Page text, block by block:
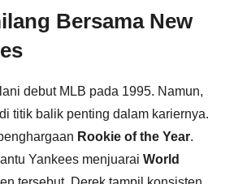
Bersama New
debut MLB pada 1995. Namun,
titik balik penting dalam kariernya.
Rookie of the Year.
Yankees menjuarai World